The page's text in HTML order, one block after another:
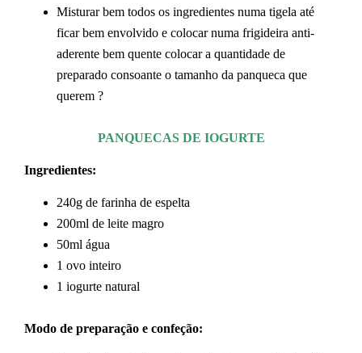
Misturar bem todos os ingredientes numa tigela até
ficar bem envolvido e colocar numa frigideira anti-
aderente bem quente colocar a quantidade de
preparado consoante o tamanho da panqueca que
querem ?
PANQUECAS DE IOGURTE
Ingredientes:
240g de farinha de espelta
200ml de leite magro
50ml água
1 ovo inteiro
1 iogurte natural
Modo de preparação e confeção: